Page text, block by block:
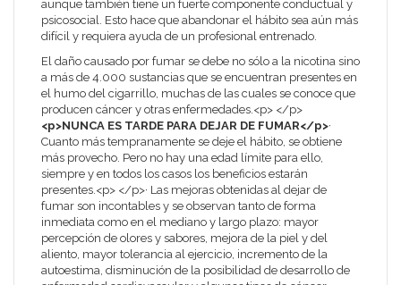
aunque también tiene un fuerte componente conductual y
psicosocial. Esto hace que abandonar el hábito sea aún más
difícil y requiera ayuda de un profesional entrenado.
El daño causado por fumar se debe no sólo a la nicotina sino
a más de 4.000 sustancias que se encuentran presentes en
el humo del cigarrillo, muchas de las cuales se conoce que
producen cáncer y otras enfermedades.<p> </p>
<p>NUNCA ES TARDE PARA DEJAR DE FUMAR</p>·
Cuanto más tempranamente se deje el hábito, se obtiene
más provecho. Pero no hay una edad límite para ello,
siempre y en todos los casos los beneficios estarán
presentes.<p> </p>· Las mejoras obtenidas al dejar de
fumar son incontables y se observan tanto de forma
inmediata como en el mediano y largo plazo: mayor
percepción de olores y sabores, mejora de la piel y del
aliento, mayor tolerancia al ejercicio, incremento de la
autoestima, disminución de la posibilidad de desarrollo de